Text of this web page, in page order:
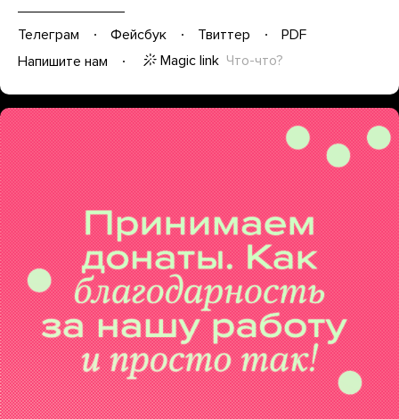
Телеграм Фейсбук Твиттер
PDF
Напишите нам
Magic link Что-что?